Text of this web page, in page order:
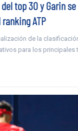
top 30 y Garin
ATP
de la
para los principales